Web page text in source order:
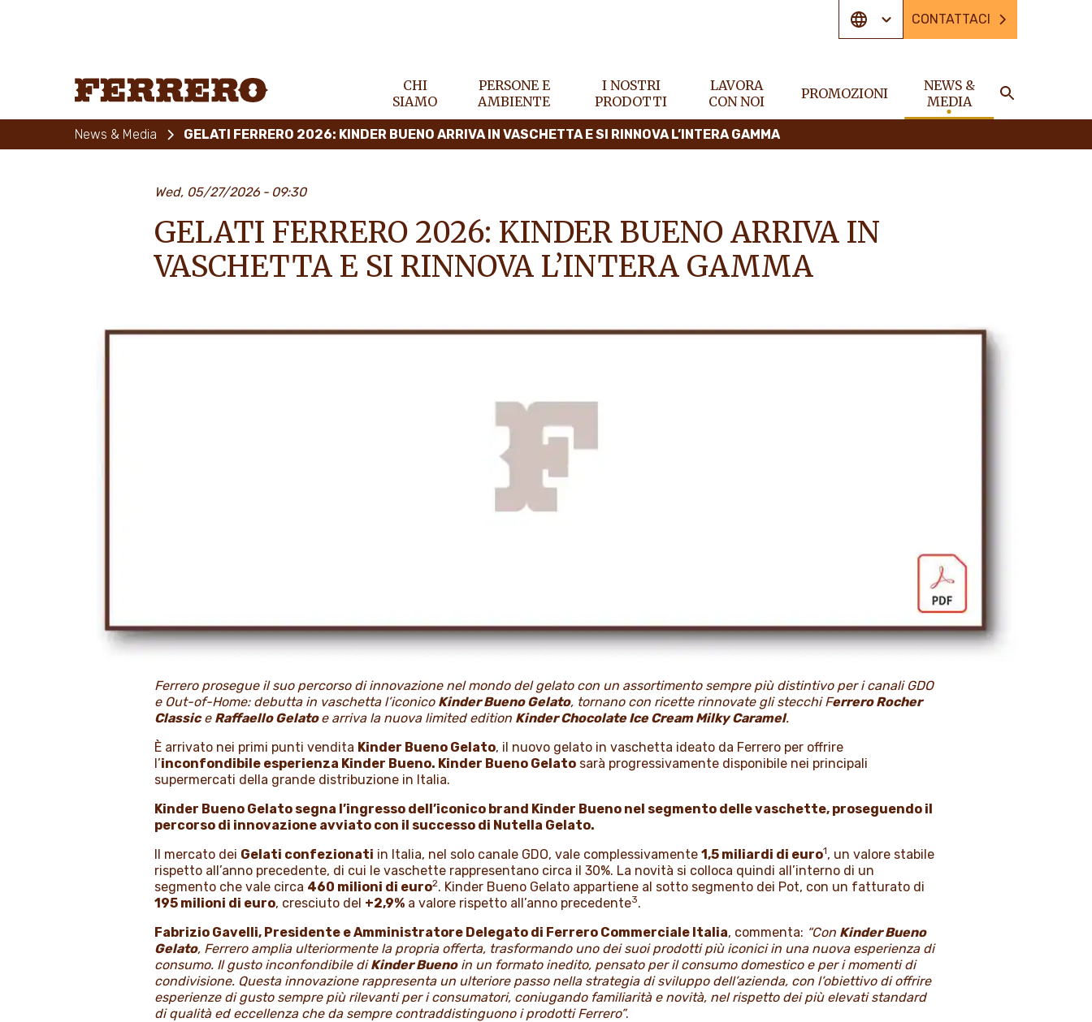
CHI
SIAMO
PERSONE E
AMBIENTE
I NOSTRI
PRODOTTI
LAVORA
CON NOI
PROMOZIONI
NEWS &
MEDIA
CONTATTACI
News & Media GELATI FERRERO 2026: KINDER BUENO ARRIVA IN VASCHETTA E SI RINNOVA L’INTERA GAMMA
Wed, 05/27/2026 09:30
GELATI FERRERO 2026: KINDER BUENO ARRIVA IN
VASCHETTA E SI RINNOVA L’INTERA GAMMA
Ferrero prosegue il suo percorso di innovazione nel mondo del gelato con un assortimento sempre più distintivo per i canali GDO
e Out-of-Home: debutta in vaschetta l’iconico Kinder Bueno Gelato, tornano con ricette rinnovate gli stecchi Ferrero Rocher
Classice Raffaello Gelatoe arriva la nuova limited edition Kinder Chocolate Ice Cream Milky Caramel.
È arrivato nei primi punti vendita Kinder Bueno Gelato, il nuovo gelato in vaschetta ideato da Ferrero per offrire
l’inconfondibile esperienza Kinder Bueno. Kinder Bueno Gelato sarà progressivamente disponibile nei principali
supermercati della grande distribuzione in Italia.
Kinder Bueno Gelato segna l’ingresso dell’iconico brand Kinder Bueno nel segmento delle vaschette, proseguendo il
percorso di innovazione avviato con il successo di Nutella Gelato.
Il mercato dei Gelati confezionati in Italia, nel solo canale GDO, vale complessivamente1,5 miliardi di euro1, un valore stabile
rispetto all’anno precedente, di cui le vaschette rappresentano circa il 30%. La novità si colloca quindi all’interno di un
segmento che vale circa 460 milioni di euro2. Kinder Bueno Gelato appartiene al sotto segmento dei Pot, con un fatturato di
195 milioni di euro, cresciuto del +2,9% a valore rispetto all’anno precedente3.
Fabrizio Gavelli, Presidente e Amministratore Delegato di Ferrero Commerciale Italia, commenta: “Con Kinder Bueno
Gelato, Ferrero amplia ulteriormente la propria offerta, trasformando uno dei suoi prodotti più iconici in una nuova esperienza di
consumo. Il gusto inconfondibile diKinder Buenoin un formato inedito, pensato per il consumo domestico e per i momenti di
condivisione. Questa innovazione rappresenta un ulteriore passo nella strategia di sviluppo dell’azienda, con l’obiettivo di offrire
esperienze di gusto sempre più rilevanti per i consumatori, coniugando familiarità e novità, nel rispetto dei più elevati standard
di qualità ed eccellenza che da sempre contraddistinguono i prodotti Ferrero”.